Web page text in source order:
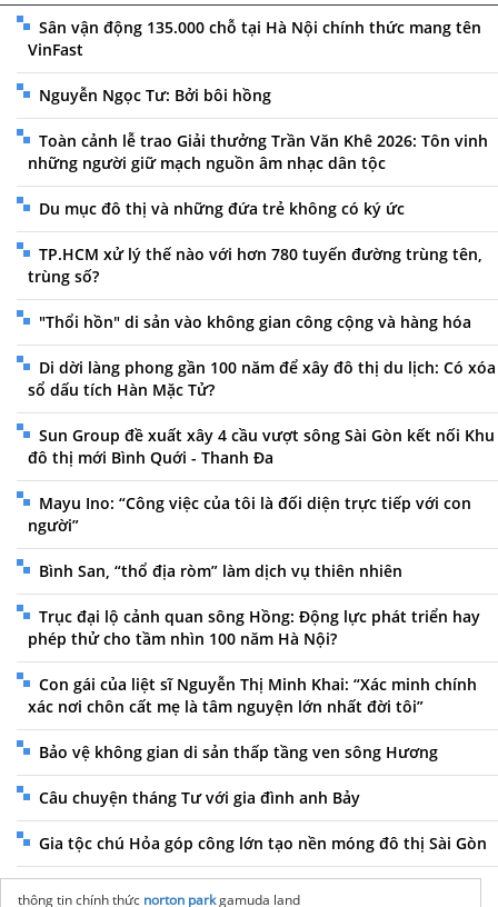
Sân vận động 135.000 chỗ tại Hà Nội chính thức mang tên
VinFast
Nguyễn Ngọc Tư: Bởi bôi hồng
Toàn cảnh lễ trao Giải thưởng Trần Văn Khê 2026: Tôn vinh
những người giữ mạch nguồn âm nhạc dân tộc
Du mục đô thị và những đứa trẻ không có ký ức
TP.HCM xử lý thế nào với hơn 780 tuyến đường trùng tên,
trùng số?
"Thổi hồn" di sản vào không gian công cộng và hàng hóa
Di dời làng phong gần 100 năm để xây đô thị du lịch: Có xóa
sổ dấu tích Hàn Mặc Tử?
Sun Group đề xuất xây 4 cầu vượt sông Sài Gòn kết nối Khu
đô thị mới Bình Quới - Thanh Đa
Mayu Ino: “Công việc của tôi là đối diện trực tiếp với con
người”
Bình San, “thổ địa ròm” làm dịch vụ thiên nhiên
Trục đại lộ cảnh quan sông Hồng: Động lực phát triển hay
phép thử cho tầm nhìn 100 năm Hà Nội?
Con gái của liệt sĩ Nguyễn Thị Minh Khai: “Xác minh chính
xác nơi chôn cất mẹ là tâm nguyện lớn nhất đời tôi”
Bảo vệ không gian di sản thấp tầng ven sông Hương
Câu chuyện tháng Tư với gia đình anh Bảy
Gia tộc chú Hỏa góp công lớn tạo nền móng đô thị Sài Gòn
thông tin chính thức norton parkgamuda land